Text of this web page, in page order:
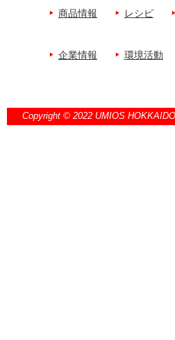
商品情報 レシピ
企業情報 環境活動
Copyright © 2022 UMIOS